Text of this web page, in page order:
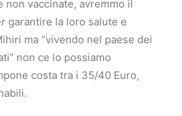
non vaccinate, avremmo il
garantire la loro salute e
ma “vivendo nel paese dei
non ce lo possiamo
costa tra i 35/40 Euro,